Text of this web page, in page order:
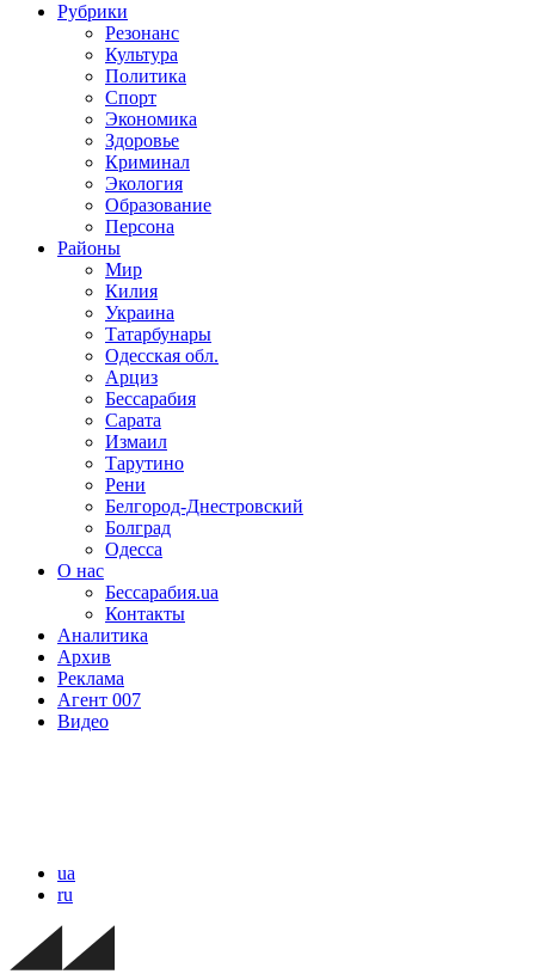
Рубрики
Резонанс
Культура
Политика
Спорт
Экономика
Здоровье
Криминал
Экология
Образование
Персона
Районы
Мир
Килия
Украина
Татарбунары
Одесская обл.
Арциз
Бессарабия
Сарата
Измаил
Тарутино
Рени
Белгород-Днестровский
Болград
Одесса
О нас
Бессарабия.ua
Контакты
Аналитика
Архив
Реклама
Агент 007
Видео
ua
ru